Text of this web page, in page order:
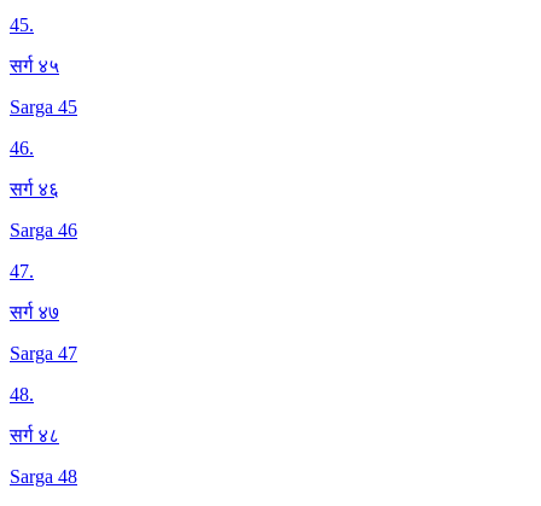
45.
सर्ग ४५
Sarga 45
46.
सर्ग ४६
Sarga 46
47.
सर्ग ४७
Sarga 47
48.
सर्ग ४८
Sarga 48